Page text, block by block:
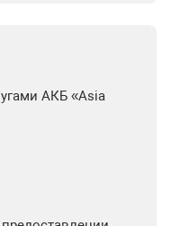
АКБ «Asia